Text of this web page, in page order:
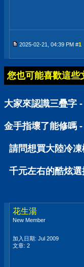
2025-02-21, 04:39 PM #1
您也可能喜歡這些
大家來認識三疊字
金手指壞了能修嗎
請問想買大陸冷
千元左右的酷炫
花生湯
New Member
加入日期: Jul 2009
文章: 2